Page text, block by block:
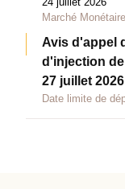
Marché Monétaire
Avis d'appel
d'injection de
27 juillet 2026
Date limite de